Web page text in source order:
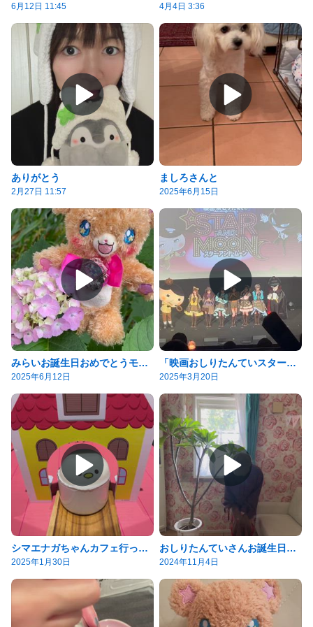
6月12日 11:45 4月4日 3:36
ありがとう
2月27日 11:57
ましろさんと
2025年6月15日
みらいお誕生日おめでとうモフʕ•ᴥ•ʔ
2025年6月12日
「映画おしりたんていスター・アンド・ムーン」初日舞台挨拶
2025年3月20日
シマエナガちゃんカフェ行ってきたよ
2025年1月30日
おしりたんていさんお誕生日おめでとう
2024年11月4日